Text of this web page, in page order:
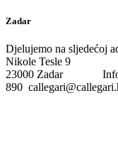
Zadar
Djelujemo na sljedećoj
Nikole Tesle 9
23000 Zadar
890